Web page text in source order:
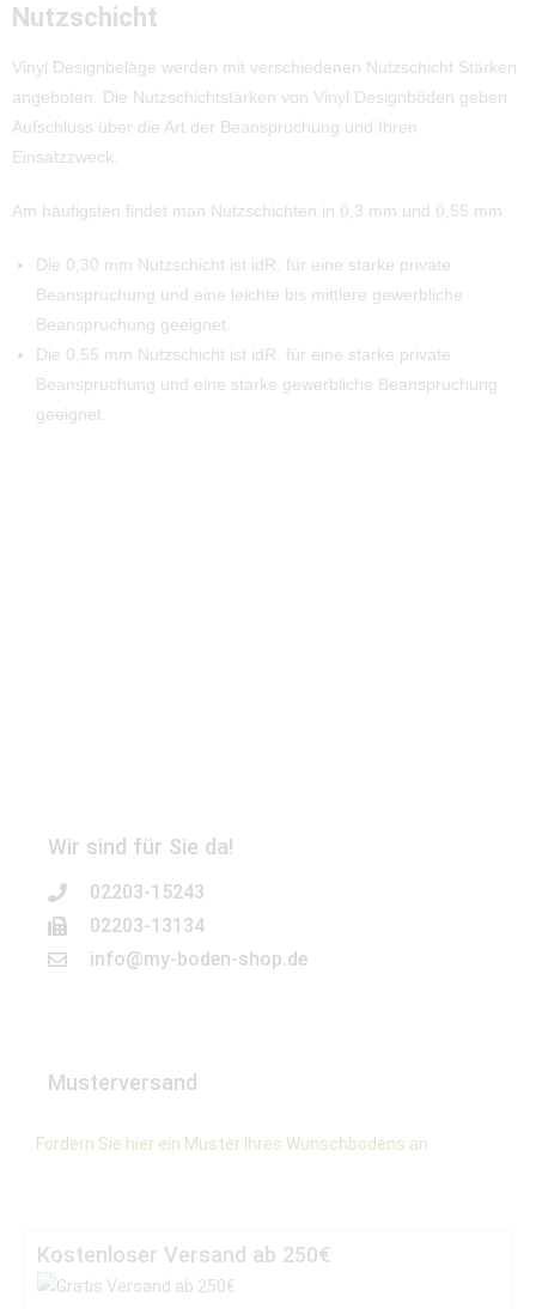
Nutzschicht
Vinyl Designbeläge werden mit verschiedenen Nutzschicht Stärken
angeboten. Die Nutzschichtstärken von Vinyl Designböden geben
Aufschluss über die Art der Beanspruchung und Ihren
Einsatzzweck.
Am häufigsten findet man Nutzschichten in 0,3 mm und 0,55 mm
Die 0,30 mm Nutzschicht ist idR. für eine starke private
Beanspruchung und eine leichte bis mittlere gewerbliche
Beanspruchung geeignet.
Die 0,55 mm Nutzschicht ist idR. für eine starke private
Beanspruchung und eine starke gewerbliche Beanspruchung
geeignet.
Wir sind für Sie da!
02203-15243
02203-13134
info@my-boden-shop.de
Musterversand
Fordern Sie hier ein Muster Ihres Wunschbodens an
Kostenloser Versand ab 250€